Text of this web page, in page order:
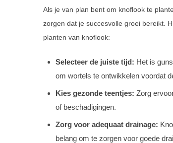
Als je van plan bent om knoflook te
zorgen dat je succesvolle groei bereikt.
planten van knoflook:
Selecteer de juiste tijd: Het is
om wortels te ontwikkelen voordat
Kies gezonde teentjes: Zorg
of beschadigingen.
Zorg voor adequaat drainage:
belang om te zorgen voor goede